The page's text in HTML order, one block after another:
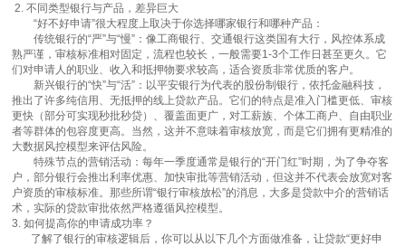
2. 不同类型银行与产品，差异巨大
“好不好申请”很大程度上取决于你选择哪家银行和哪种产品：
传统银行的“严”与“慢”：像工商银行、交通银行这类国有大行，风控体系成
熟严谨，审核标准相对固定，流程也较长，一般需要1-3个工作日甚至更久。它
们对申请人的职业、收入和抵押物要求较高，适合资质非常优质的客户。
新兴银行的“快”与“活”：以平安银行为代表的股份制银行，依托金融科技，
推出了许多纯信用、无抵押的线上贷款产品。它们的特点是准入门槛更低、审核
更快（部分可实现秒批秒贷）、覆盖面更广，对工薪族、个体工商户、自由职业
者等群体的包容度更高。当然，这并不意味着审核放宽，而是它们拥有更精准的
大数据风控模型来评估风险。
特殊节点的营销活动：每年一季度通常是银行的“开门红”时期，为了争夺客
户，部分银行会推出利率优惠、加快审批等营销活动，但这并不代表会放宽对客
户资质的审核标准。那些所谓“银行审核放松”的消息，大多是贷款中介的营销话
术，实际的贷款审批依然严格遵循风控模型。
3. 如何提高你的申请成功率？
了解了银行的审核逻辑后，你可以从以下几个方面做准备，让贷款“更好申